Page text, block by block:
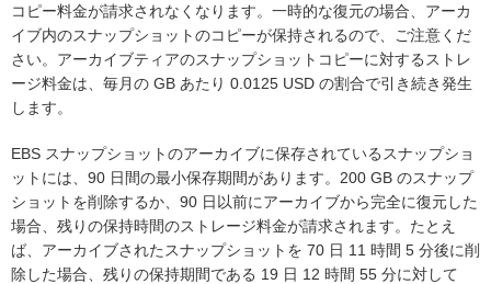
コピー料金が請求されなくなります。一時的な復元の場合、アーカ
イブ内のスナップショットのコピーが保持されるので、ご注意くだ
さい。アーカイブティアのスナップショットコピーに対するストレ
ージ料金は、毎月の GB あたり 0.0125 USD の割合で引き続き発生
します。
EBS スナップショットのアーカイブに保存されているスナップショ
ットには、90 日間の最小保存期間があります。200 GB のスナップ
ショットを削除するか、90 日以前にアーカイブから完全に復元した
場合、残りの保持時間のストレージ料金が請求されます。たとえ
ば、アーカイブされたスナップショットを 70 日 11 時間 5 分後に削
除した場合、残りの保持期間である 19 日 12 時間 55 分に対して